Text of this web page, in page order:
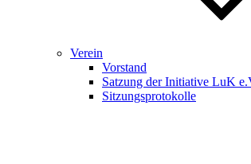
Verein
Vorstand
Satzung der Initiative LuK
Sitzungsprotokolle